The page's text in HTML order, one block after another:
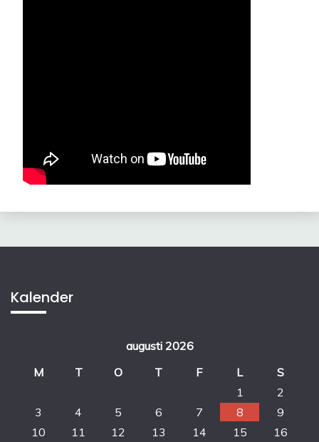
Kalender
augusti 2026
M
T O T F L
S
1
2
3
4 5 6 7 8
9
10
11 12 13 14 15
16